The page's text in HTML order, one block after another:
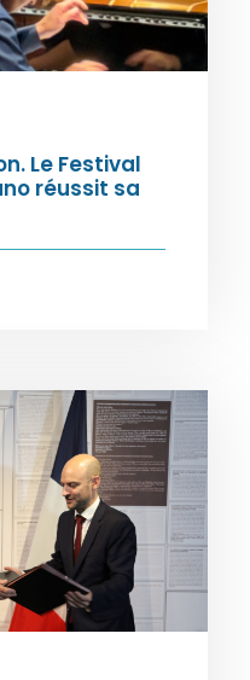
Le Festival
réussit sa